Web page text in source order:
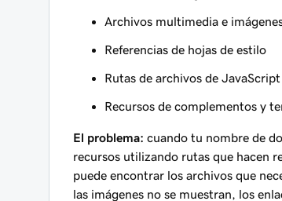
Archivos multimedia e
Referencias de hojas de estilo
Rutas de archivos de JavaScript
Recursos de complementos y
El problema: cuando tu nombre de
recursos utilizando rutas que hacen
puede encontrar los archivos que
las imágenes no se muestran, los